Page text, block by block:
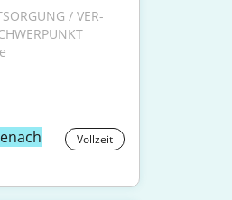
/ VER-
UND ENTSORGER (M/W/D)– SCHWERPUNKT
Vollzeit